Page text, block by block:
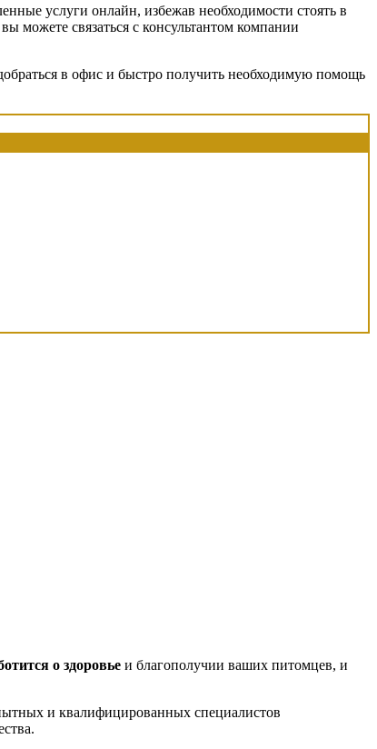
услуги онлайн, избежав необходимости стоять в
можете связаться с консультантом компании
в офис и быстро получить необходимую помощь
о здоровье и благополучии ваших питомцев, и
и квалифицированных специалистов